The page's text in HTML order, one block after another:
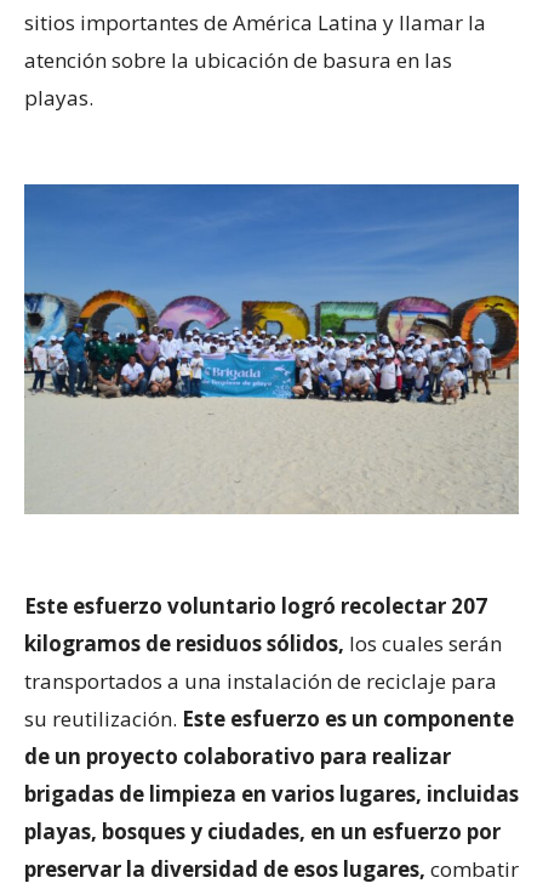
sitios importantes de América Latina y llamar la
atención sobre la ubicación de basura en las
playas.
Este esfuerzo voluntario logró recolectar 207
kilogramos de residuos sólidos, los cuales serán
transportados a una instalación de reciclaje para
su reutilización. Este esfuerzo es un componente
de un proyecto colaborativo para realizar
brigadas de limpieza en varios lugares, incluidas
playas, bosques y ciudades, en un esfuerzo por
preservar la diversidad de esos lugares, combatir